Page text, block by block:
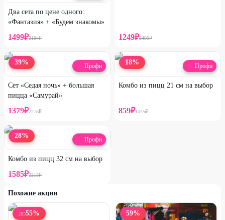
Два сета по цене одного:
«Фантазия» + «Будем знакомы»
1499₽2184₽ 1249₽2499₽
39% Профи
Сет «Седая ночь» + большая
пицца «Самурай»
1379₽2278₽
18% Профи
Комбо из пицц 21 см на выбор
859₽1045₽
28% Профи
Комбо из пицц 32 см на выбор
1585₽2213₽
Похожие акции
ДО55% 59%